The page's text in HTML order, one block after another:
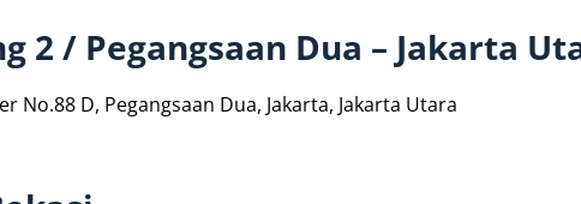
2 / Pegangsaan Dua – Jakarta
No.88 D, Pegangsaan Dua, Jakarta, Jakarta Utara